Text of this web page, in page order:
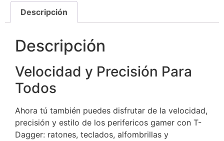
Descripción
Descripción
Velocidad y Precisión Para
Todos
Ahora tú también puedes disfrutar de la velocidad,
precisión y estilo de los perifericos gamer con T-
Dagger: ratones, teclados, alfombrillas y